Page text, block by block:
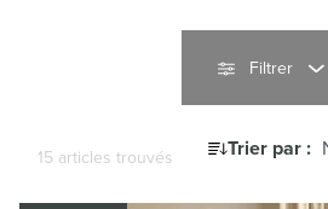
Filtrer
15 articles trouvés Trier par :